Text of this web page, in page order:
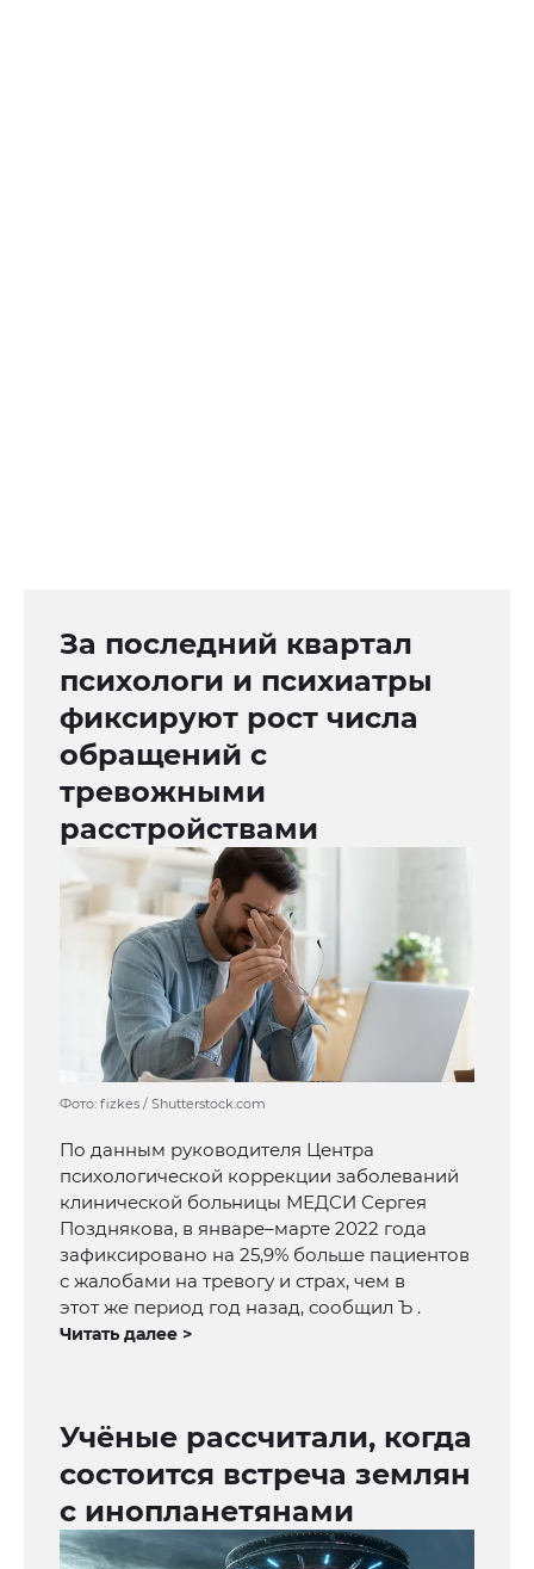
За последний квартал
психологи и психиатры
фиксируют рост числа
обращений с
тревожными
расстройствами
Фото: fizkes / Shutterstock.com
По данным руководителя Центра
психологической коррекции заболеваний
клинической больницы МЕДСИ Сергея
Позднякова, в январе–марте 2022 года
зафиксировано на 25,9% больше пациентов
с жалобами на тревогу и страх, чем в
этот же период год назад, сообщил Ъ .
Читать далее >
Учёные рассчитали, когда
состоится встреча землян
с инопланетянами